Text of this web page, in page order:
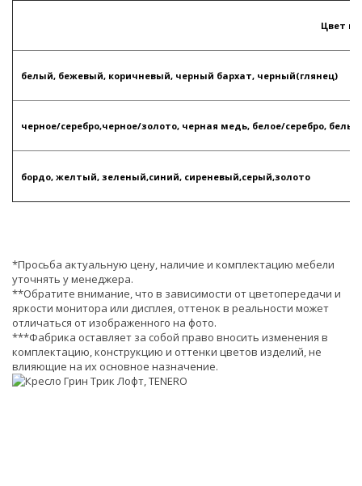
Цвет
белый, бежевый, коричневый, черный бархат, черный(глянец)
черное/серебро,черное/золото, черная медь, белое/серебро,
бордо, желтый, зеленый,синий, сиреневый,серый,золото
*Просьба актуальную цену, наличие и комплектацию мебели
уточнять у менеджера.
**Обратите внимание, что в зависимости от цветопередачи и
яркости монитора или дисплея, оттенок в реальности может
отличаться от изображенного на фото.
***Фабрика оставляет за собой право вносить изменения в
комплектацию, конструкцию и оттенки цветов изделий, не
влияющие на их основное назначение.